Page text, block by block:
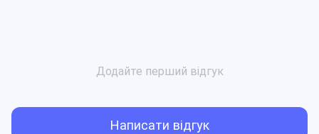
Додайте перший відгук
Написати відгук